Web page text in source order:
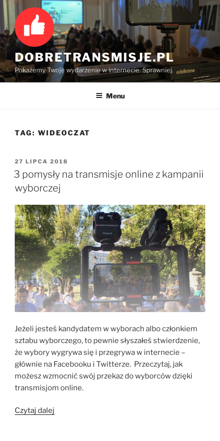
Przejdź
do
treści
DOBRETRANSMISJE.PL
Pokażemy Twoje wydarzenie w internecie. Sprawniej.
Menu
TAG: WIDEOCZAT
OPUBLIKOWANE
W
27 LIPCA 2018
3 pomysły na transmisje online z kampanii
wyborczej
Jeżeli jesteś kandydatem w wyborach albo członkiem
sztabu wyborczego, to pewnie słyszałeś stwierdzenie,
że wybory wygrywa się i przegrywa w internecie –
głównie na Facebooku i Twitterze. Przeczytaj, jak
możesz wzmocnić swój przekaz do wyborców dzięki
transmisjom online.
Czytaj dalej